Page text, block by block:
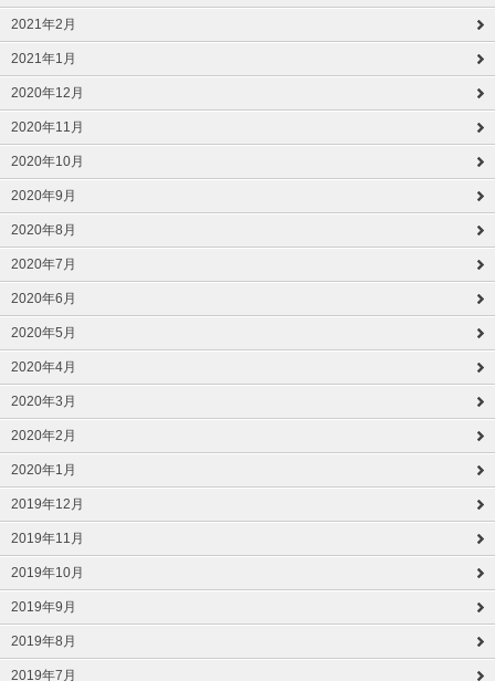
2021年2月
2021年1月
2020年12月
2020年11月
2020年10月
2020年9月
2020年8月
2020年7月
2020年6月
2020年5月
2020年4月
2020年3月
2020年2月
2020年1月
2019年12月
2019年11月
2019年10月
2019年9月
2019年8月
2019年7月